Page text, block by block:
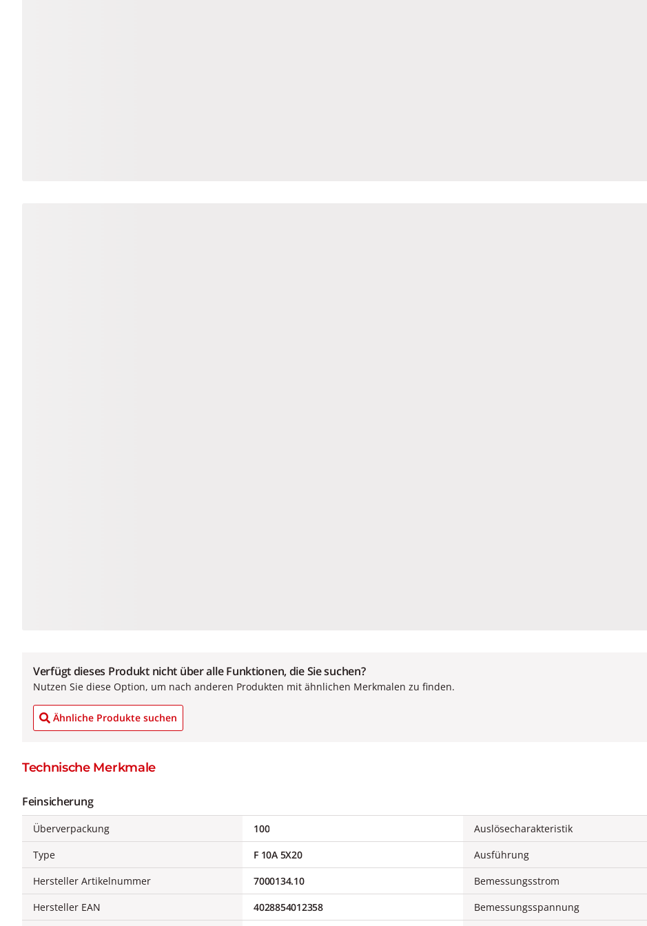
Verfügt dieses Produkt nicht über alle Funktionen, die Sie suchen?
Nutzen Sie diese Option, um nach anderen Produkten mit ähnlichen Merkmalen zu finden.
Ähnliche Produkte suchen
Technische Merkmale
Feinsicherung
Überverpackung
100
Type
F 10A 5X20
Hersteller Artikelnummer
7000134.10
Hersteller EAN
4028854012358
Auslösecharakteristik
Ausführung
Bemessungsstrom
Bemessungsspannung